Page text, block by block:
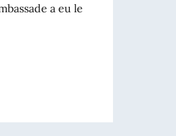
a eu le
de la République italienne | Célébrations